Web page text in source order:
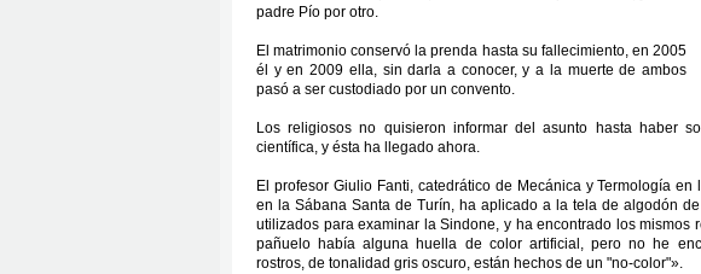
padre Pío por otro.
El matrimonio conservó la prenda hasta su fallecimiento, en 2005
él y en 2009 ella, sin darla a conocer, y a la muerte de ambos
pasó a ser custodiado por un convento.
Los religiosos no quisieron informar del asunto hasta haber
científica, y ésta ha llegado ahora.
El profesor Giulio Fanti, catedrático de Mecánica y Termología
en la Sábana Santa de Turín, ha aplicado a la tela de algodón
utilizados para examinar la Sindone, y ha encontrado los mismos
pañuelo había alguna huella de color artificial, pero no he
rostros, de tonalidad gris oscuro, están hechos de un "no-color"».